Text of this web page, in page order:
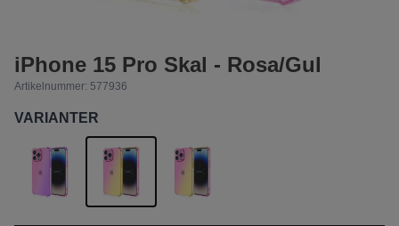
iPhone 15 Pro Skal - Rosa/Gul
Artikelnummer: 577936
VARIANTER